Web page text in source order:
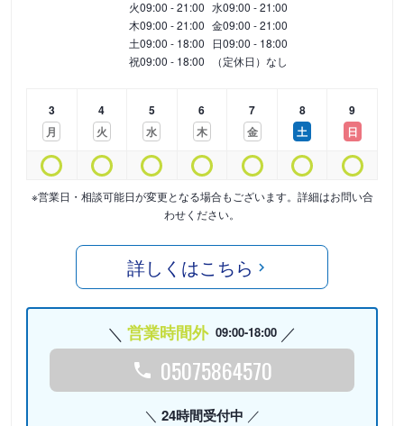
火09:00 - 21:00 水09:00 - 21:00
木09:00 - 21:00 金09:00 - 21:00
土09:00 - 18:00 日09:00 - 18:00
祝09:00 - 18:00 （定休日）なし
3
月
4
火
5
水
6
木
7
金
8
土
9
日
※営業日・相談可能日が変更となる場合もございます。詳細はお問い合
わせください。
詳しくはこちら
営業時間外 09:00-18:00
05075864570
24時間受付中